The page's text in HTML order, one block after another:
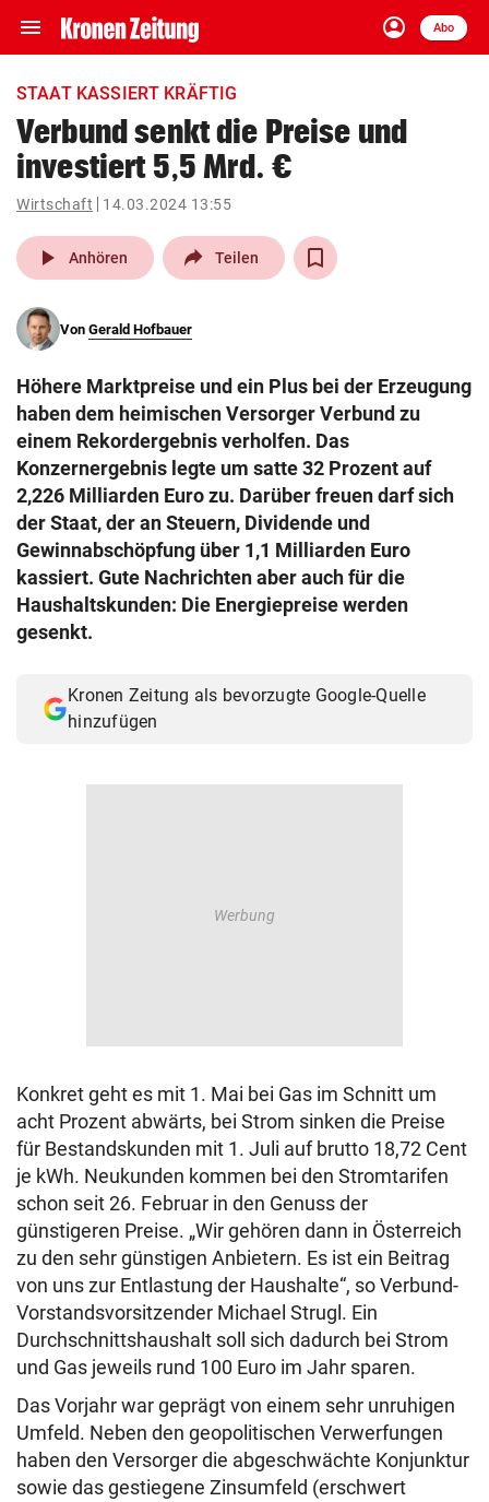
menu Navigation
ein-/ausklappen
account_circle
Anmelden
Abo
close Schließen
account_circle Anmelden
pin_drop
Wien arrow_right
search
eingeben
© Krone Multimedia GmbH & Co KG 2026
Muthgasse 2, 1190 Wien
STAAT KASSIERT KRÄFTIG
Verbund senkt die Preise und
investiert 5,5 Mrd. €
Wirtschaft 14.03.2024 13:55
play_arrow Anhören Teilen
Von Gerald Hofbauer
Höhere Marktpreise und ein Plus bei der Erzeugung
haben dem heimischen Versorger Verbund zu
einem Rekordergebnis verholfen. Das
Konzernergebnis legte um satte 32 Prozent auf
2,226 Milliarden Euro zu. Darüber freuen darf sich
der Staat, der an Steuern, Dividende und
Gewinnabschöpfung über 1,1 Milliarden Euro
kassiert. Gute Nachrichten aber auch für die
Haushaltskunden: Die Energiepreise werden
gesenkt.
Kronen Zeitung als bevorzugte Google-Quelle
hinzufügen
Konkret geht es mit 1. Mai bei Gas im Schnitt um
acht Prozent abwärts, bei Strom sinken die Preise
für Bestandskunden mit 1. Juli auf brutto 18,72 Cent
je kWh. Neukunden kommen bei den Stromtarifen
schon seit 26. Februar in den Genuss der
günstigeren Preise. „Wir gehören dann in Österreich
zu den sehr günstigen Anbietern. Es ist ein Beitrag
von uns zur Entlastung der Haushalte“, so Verbund-
Vorstandsvorsitzender Michael Strugl. Ein
Durchschnittshaushalt soll sich dadurch bei Strom
und Gas jeweils rund 100 Euro im Jahr sparen.
Das Vorjahr war geprägt von einem sehr unruhigen
Umfeld. Neben den geopolitischen Verwerfungen
haben den Versorger die abgeschwächte Konjunktur
sowie das gestiegene Zinsumfeld (erschwert